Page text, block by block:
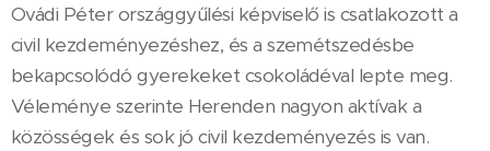
Ovádi Péter országgyűlési képviselő is csatlakozott a
civil kezdeményezéshez, és a szemétszedésbe
bekapcsolódó gyerekeket csokoládéval lepte meg.
Véleménye szerinte Herenden nagyon aktívak a
közösségek és sok jó civil kezdeményezés is van.